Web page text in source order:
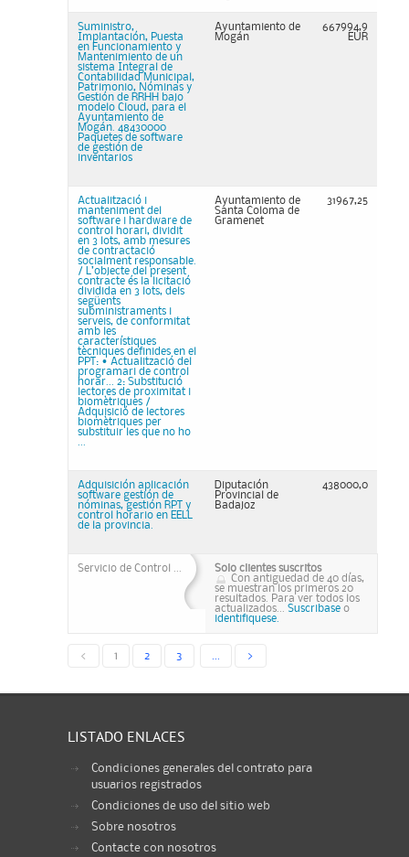
Suministro,
Implantación, Puesta
en Funcionamiento y
Mantenimiento de un
sistema Integral de
Contabilidad Municipal,
Patrimonio, Nóminas y
Gestión de RRHH bajo
modelo Cloud, para el
Ayuntamiento de
Mogán. 48430000
Paquetes de software
de gestión de
inventarios
Ayuntamiento de
Mogán
667994,9
EUR
Actualització i
manteniment del
software i hardware de
control horari, dividit
en 3 lots, amb mesures
de contractació
socialment responsable.
/ L’objecte del present
contracte és la licitació
dividida en 3 lots, dels
següents
subministraments i
serveis, de conformitat
amb les
característiques
tècniques definides en el
PPT: • Actualització del
programari de control
horar... 2: Substitució
lectores de proximitat i
biomètriques /
Adquisició de lectores
biomètriques per
substituir les que no ho
Ayuntamiento de
Santa Coloma de
Gramenet
31967,25
Adquisición aplicación
software gestión de
nóminas, gestión RPT y
control horario en EELL
de la provincia.
Diputación
Provincial de
Badajoz
438000,0
Servicio de Control ...
Solo clientes suscritos
Con antiguedad de 40 días,
se muestran los primeros 20
resultados. Para ver todos los
actualizados... Suscribase o
identifiquese.
< 1 2 3 >
LISTADO ENLACES
Condiciones generales del contrato para
usuarios registrados
Condiciones de uso del sitio web
Sobre nosotros
Contacte con nosotros